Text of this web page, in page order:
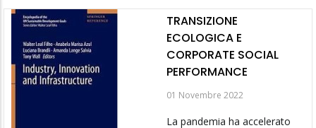
TRANSIZIONE
ECOLOGICA E
CORPORATE SOCIAL
PERFORMANCE
01 Novembre 2022
La pandemia ha accelerato